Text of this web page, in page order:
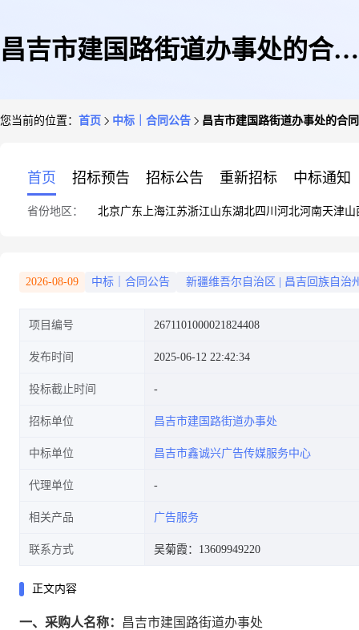
昌吉市建国路街道办事处的合同
您当前的位置： 首页 中标｜合同公告 昌吉市建国路街道办事处的合
首页 招标预告 招标公告 重新招标 中标通知
省份地区： 北京广东 上海江苏浙江山东湖北四川 河北河南天津山
2026-08-09 中标｜合同公告 新疆维吾尔自治区 昌吉回族自治
项目编号 2671101000021824408
发布时间 2025-06-12 22:42:34
投标截止时间
招标单位 昌吉市建国路街道办事处
中标单位 昌吉市鑫诚兴广告传媒服务中心
代理单位
相关产品 广告服务
联系方式 吴菊霞：13609949220
正文内容
一、采购人名称：
昌吉市建国路街道办事处